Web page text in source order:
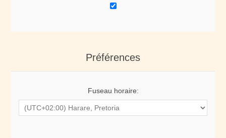
Préférences
Fuseau horaire: